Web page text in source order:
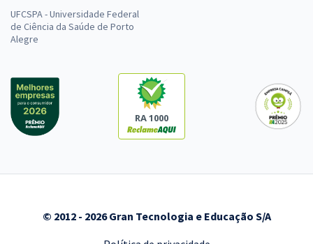
UFCSPA - Universidade Federal
de Ciência da Saúde de Porto
Alegre
RA 1000
© 2012 - 2026 Gran Tecnologia e Educação S/A